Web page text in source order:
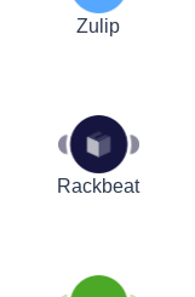
Zulip
Rackbeat